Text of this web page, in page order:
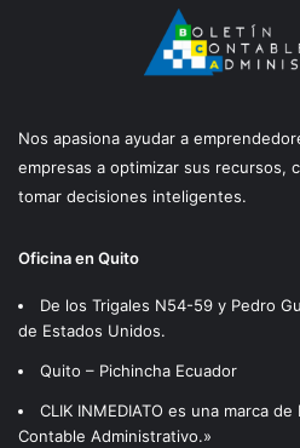
Nos apasiona ayudar a
empresas a optimizar sus recursos,
tomar decisiones inteligentes.
Oficina en Quito
De los Trigales N54-59 y Pedro
de Estados Unidos.
Quito – Pichincha Ecuador
CLIK INMEDIATO es una marca de
Contable Administrativo.»